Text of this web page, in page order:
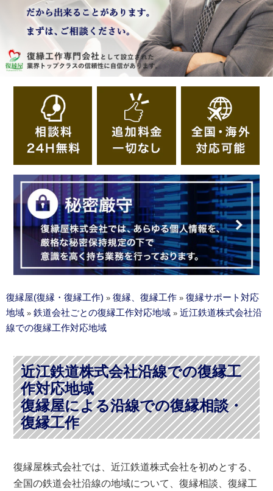
復縁屋(復縁・復縁工作) » 復縁、復縁工作 » 復縁サポート対応
地域 » 鉄道会社ごとの復縁工作対応地域 » 近江鉄道株式会社沿
線での復縁工作対応地域
近江鉄道株式会社沿線での復縁工
作対応地域
復縁屋による沿線での復縁相談・
復縁工作
復縁屋株式会社では、近江鉄道株式会社を初めとする、
全国の鉄道会社沿線の地域について、復縁相談、復縁工